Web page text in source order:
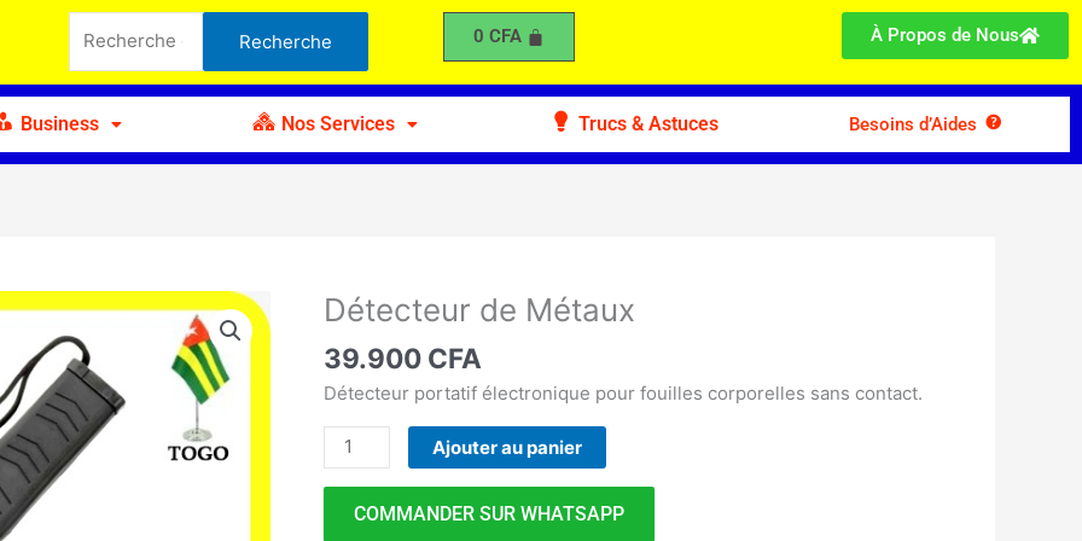
pour :
Recherche 0 CFA À Propos de Nous
Business Nos Services Trucs & Astuces Besoins d’Aides
Détecteur de Métaux
39.900 CFA
Détecteur portatif électronique pour fouilles corporelles sans contact.
quantité
Détecteur
de
Ajouter au panier
COMMANDER SUR WHATSAPP